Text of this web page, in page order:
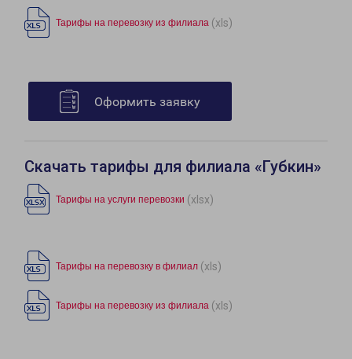
Тарифы на перевозку из филиала (xls)
Оформить заявку
Скачать тарифы для филиала «Губкин»
Тарифы на услуги перевозки (xlsx)
Тарифы на перевозку в филиал (xls)
Тарифы на перевозку из филиала (xls)